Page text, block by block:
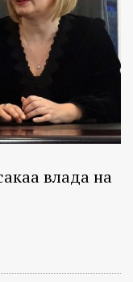
влада на